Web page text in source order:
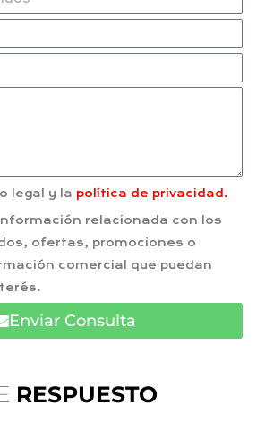
RESPUESTO
legal y la política de privacidad.
relacionada con los
ofertas, promociones o
comercial que puedan
Enviar Consulta